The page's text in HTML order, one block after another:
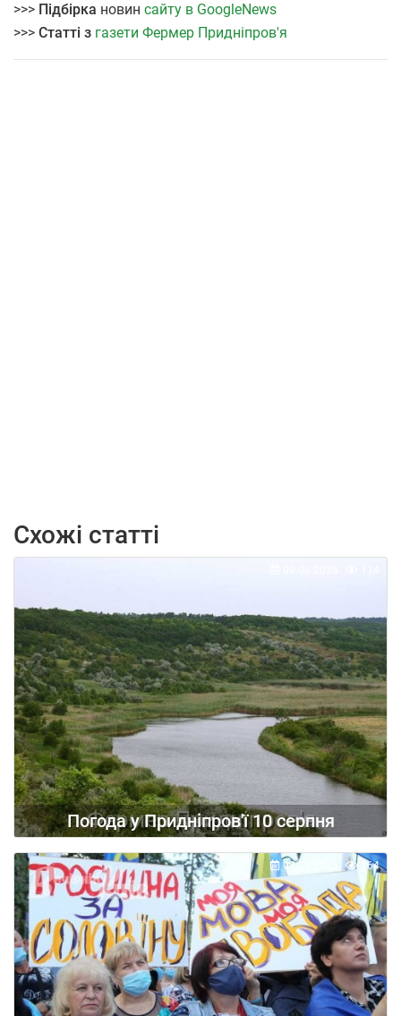
>>> Підбірка новин сайту в GoogleNews
>>> Статті з газети Фермер Придніпров'я
Схожі статті
Погода у Придніпров'ї 10 серпня
09.08.2026 164